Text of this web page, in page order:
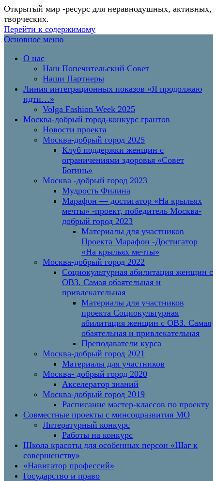
Открытый мир -ресурс для неравнодушных, активных,
творческих.
Перейти к содержимому
Основное меню
О нас
Наш Попечительский Совет
Наши Партнеры
Линия интеграционных показов «Я продолжаю
идти…»
Volga Fashion Week 2025
Москва-добрый город-конкурс грантов
Новости проекта
Москва-добрый город 2025
Клуб поддержки женщин с
ограничениями здоровья «Совет
Богинь»
Москва -добрый город 2023
Мудрость Филина
Марафон — достигатор «На крыльях
мечты» -проект, победитель Москва-
добрый город 2023
Материалы для участников
Проекта Марафон -Достигатор
«На крыльях мечты»
Москва-добрый город 2022
Социокультурная абилитация женщин с
ОВЗ. Самая обаятельная и
привлекательная
Материалы для участников
проекта Социокультурная
абилитация женщин с ОВЗ. Самая
обаятельная и привлекательная
Преподаватели курса
Москва-добрый город 2021
Материалы для участников
Москва- добрый город 2020
Акселератор знаний
Москва-добрый город 2019
Расписание мастер-классов по проекту
Совместные проекты с минсоцразвития МО
Литературный конкурс
Работы на конкурс
Школа красоты для особенных персон «Шаг к
совершенству»
«Навигатор профессий»
Государство и право